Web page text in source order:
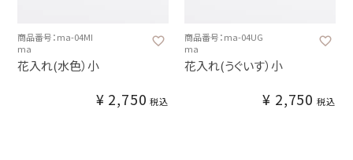
商品番号：ma-04MI
ma
花入れ(水色）小
¥ 2,750 税込
商品番号：ma-04UG
ma
花入れ(うぐいす）小
¥ 2,750 税込